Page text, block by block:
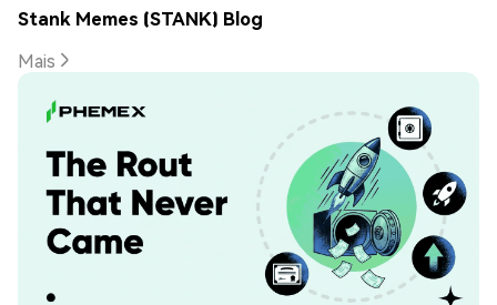
Stank Memes (STANK) Blog
Mais